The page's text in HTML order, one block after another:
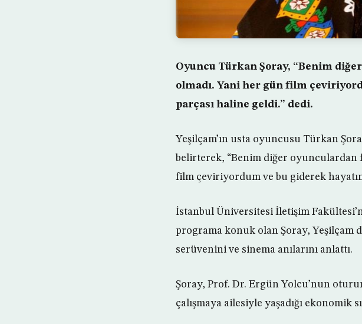
Oyuncu Türkan Şoray, “Benim
olmadı. Yani her gün film
parçası haline geldi.” dedi.
Yeşilçam’ın usta oyuncusu Türkan
belirterek, “Benim diğer oyunculardan
film çeviriyordum ve bu giderek
İstanbul Üniversitesi İletişim
programa konuk olan Şoray, Yeşilçam
serüvenini ve sinema anılarını anlattı.
Şoray, Prof. Dr. Ergün Yolcu’nun
çalışmaya ailesiyle yaşadığı ekonomik